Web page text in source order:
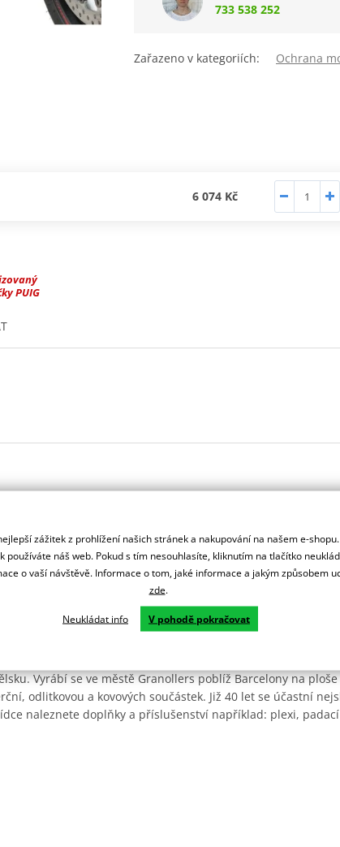
733 538 252
Zařazeno v kategoriích: Ochrana
6 074 Kč
PUIG
Vyrábí se ve městě Granollers poblíž Barcelony na ploše
odlitkovou a kovových součástek. Již 40 let se účastní
naleznete doplňky a příslušenství například: plexi,
zážitek z prohlížení našich stránek a nakupování na našem e-
používáte náš web. Pokud s tím nesouhlasíte, kliknutím na tlačítko
o vaší návštěvě. Informace o tom, jaké informace a jakým způsobem
zde.
Neukládat info V pohodě pokračovat